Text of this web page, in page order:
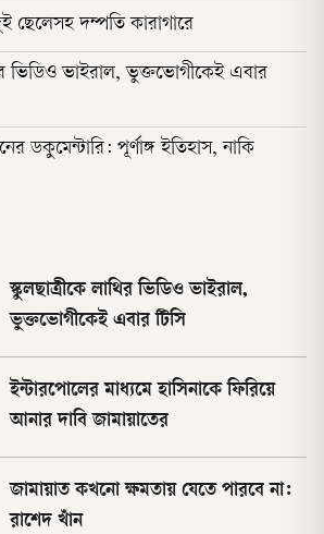
ছেলেসহ দম্পতি কারাগারে
ভিডিও ভাইরাল, ভুক্তভোগীকেই এবার
ডকুমেন্টারি: পূর্ণাঙ্গ ইতিহাস, নাকি
স্কুলছাত্রীকে লাথির ভিডিও ভাইরাল,
ভুক্তভোগীকেই এবার টিসি
ইন্টারপোলের মাধ্যমে হাসিনাকে ফিরিয়ে
আনার দাবি জামায়াতের
জামায়াত কখনো ক্ষমতায় যেতে পারবে না:
রাশেদ খাঁন